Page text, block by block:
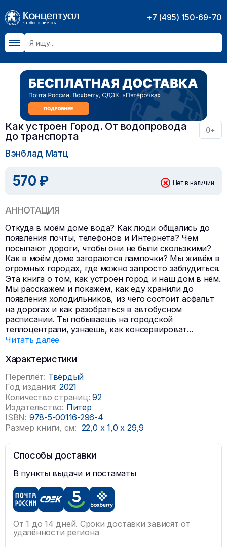
+7 (495) 150-69-70
Как устроен Город. От водопровода
до транспорта
0+
Вэнблад Матц
570 ₽ Нет в наличии
АННОТАЦИЯ
Откуда в моём доме вода? Как люди общались до
появления почты, телефонов и Интернета? Чем
посыпают дороги, чтобы они не были скользкими?
Как в моём доме загораются лампочки? Мы живём в
огромных городах, где можно запросто заблудиться.
Эта книга о том, как устроен город и наш дом в нём.
Мы расскажем и покажем, как еду хранили до
появления холодильников, из чего состоит асфальт
на дорогах и как разобраться в автобусном
расписании. Ты побываешь на городской
теплоцентрали, узнаешь, как консервироват...
Читать далее
Характеристики
Переплёт: Твёрдый
Год издания: 2021
Количество страниц: 92
Издательство: Питер
ISBN: 978-5-00116-296-4
Размер книги, см: 22,0 x 1,0x 29,9
Способы доставки
В пункты выдачи и постаматы
От 1 до 14 дней. Сроки доставки зависят от
удалённости региона